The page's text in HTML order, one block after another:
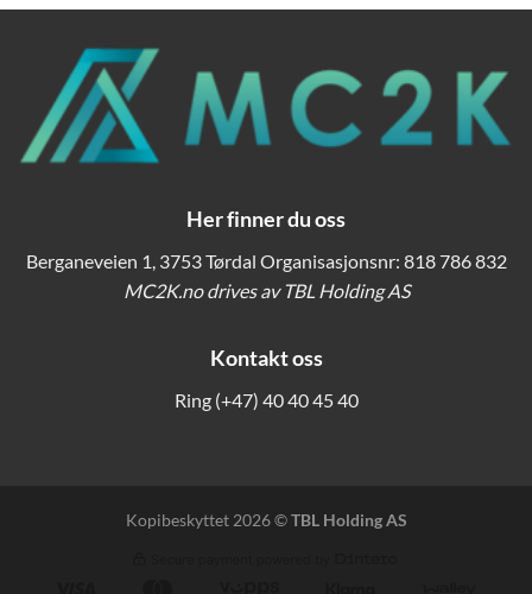
Her finner du oss
Berganeveien 1, 3753 Tørdal Organisasjonsnr: 818 786 832
MC2K.no drives av TBL Holding AS
Kontakt oss
Ring (+47) 40 40 45 40
Kopibeskyttet 2026 ©TBL Holding AS